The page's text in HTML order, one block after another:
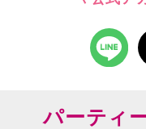
パーティ